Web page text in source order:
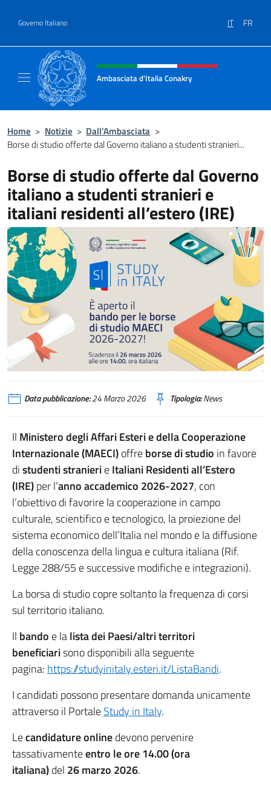
Governo Italiano IT FR
Intestazione sito, social e menù
Ambasciata d'Italia Conakry
Home > Notizie > Dall’Ambasciata >
Borse di studio offerte dal Governo italiano a studenti stranieri...
Borse di studio offerte dal Governo
italiano a studenti stranieri e
italiani residenti all’estero (IRE)
Data pubblicazione:24 Marzo 2026 Tipologia:News
Il Ministero degli Affari Esteri e della Cooperazione
Internazionale (MAECI)offreborse di studio in favore
distudenti stranierieItaliani Residenti all’Estero
(IRE)per l’anno accademico 2026-2027, con
l’obiettivo di favorire la cooperazione in campo
culturale, scientifico e tecnologico, la proiezione del
sistema economico dell’Italia nel mondo e la diffusione
della conoscenza della lingua e cultura italiana (Rif.
Legge 288/55 e successive modifiche e integrazioni).
La borsa di studio copre soltanto la frequenza di corsi
sul territorio italiano.
Il bando e lalista dei Paesi/altri territori
beneficiarisono disponibili alla seguente
pagina:https://studyinitaly.esteri.it/ListaBandi.
I candidati possono presentare domanda unicamente
attraverso il PortaleStudy in Italy.
Lecandidature onlinedevono pervenire
tassativamenteentro le ore14.00 (ora
italiana)del 26 marzo 2026.